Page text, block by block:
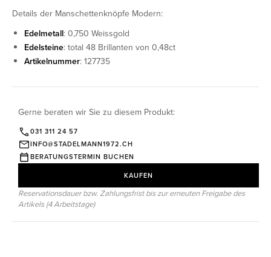
Details der Manschettenknöpfe Modern:
Edelmetall: 0,750 Weissgold
Edelsteine: total 48 Brillanten von 0,48ct
Artikelnummer: 127735
Gerne beraten wir Sie zu diesem Produkt:
031 311 24 57
INFO@STADELMANN1972.CH
BERATUNGSTERMIN BUCHEN
KAUFEN
Reservationsdauer bzw. Zahlungsfrist bis zur erneuten Freigabe des
Artikels (4 Arbeitstage)